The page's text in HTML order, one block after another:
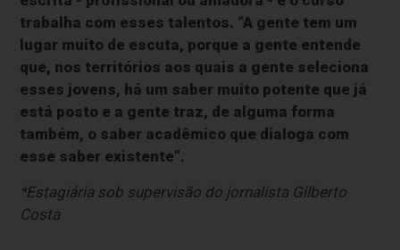
trabalha com esses talentos. “A gente tem um
lugar muito de escuta, porque a gente entende
que, nos territórios aos quais a gente seleciona
esses jovens, há um saber muito potente que já
está posto e a gente traz, de alguma forma
também, o saber acadêmico que dialoga com
esse saber existente”.
*Estagiária sob supervisão do jornalista Gilberto
Costa